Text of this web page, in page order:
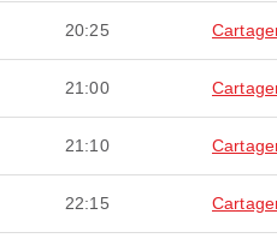
20:25
21:00
21:10
22:15